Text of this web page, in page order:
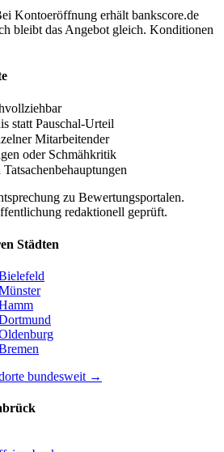
Kontoeröffnung erhält bankscore.de
bleibt das Angebot gleich. Konditionen
statt Pauschal-Urteil
Mitarbeitender
oder Schmähkritik
zu Bewertungsportalen.
redaktionell geprüft.
Städten
bundesweit →